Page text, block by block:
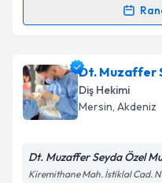
Randevu
Uzm. Dt. Mehmet
talebi oluşturun. Size
için bir takvim
bilgilendireceğiz.
E-posta Adresiniz
Dt. Muzaffer
Diş Hekimi
Mersin, Akdeniz
Dt. Muzaffer Seyda Özel
Kiremithane Mah. İstiklal Cad.